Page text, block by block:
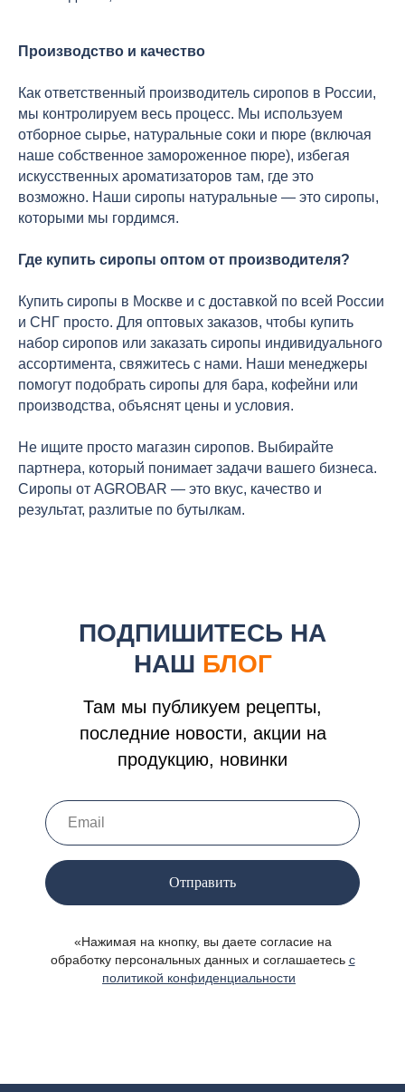
Производство и качество
Как ответственный производитель сиропов в России,
мы контролируем весь процесс. Мы используем
отборное сырье, натуральные соки и пюре (включая
наше собственное замороженное пюре), избегая
искусственных ароматизаторов там, где это
возможно. Наши сиропы натуральные — это сиропы,
которыми мы гордимся.
Где купить сиропы оптом от производителя?
Купить сиропы в Москве и с доставкой по всей России
и СНГ просто. Для оптовых заказов, чтобы купить
набор сиропов или заказать сиропы индивидуального
ассортимента, свяжитесь с нами. Наши менеджеры
помогут подобрать сиропы для бара, кофейни или
производства, объяснят цены и условия.
Не ищите просто магазин сиропов. Выбирайте
партнера, который понимает задачи вашего бизнеса.
Сиропы от AGROBAR — это вкус, качество и
результат, разлитые по бутылкам.
ПОДПИШИТЕСЬ НА
НАШ БЛОГ
Там мы публикуем рецепты,
последние новости, акции на
продукцию, новинки
Отправить
«Нажимая на кнопку, вы даете согласие на
обработку персональных данных и соглашаетесь c
политикой конфиденциальности